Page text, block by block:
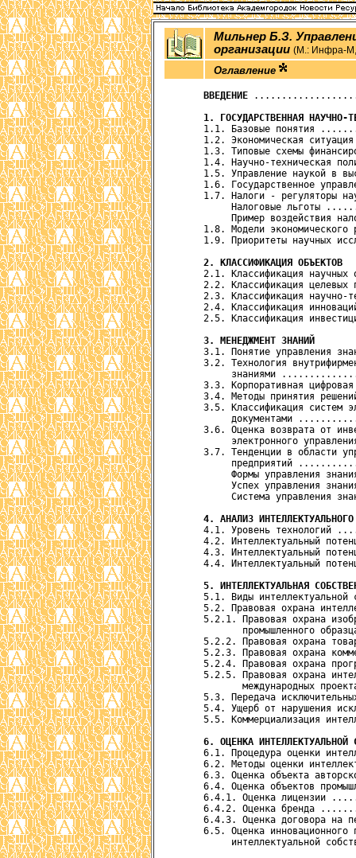
Мильнер Б.З.
организации (М.: Инфра-М,
Оглавление
ВВЕДЕНИЕ
1. ГОСУДАРСТВЕННАЯ НАУЧНО-
1.1. Базовые понятия
1.2. Экономическая
1.3. Типовые схемы
1.4. Научно-техническая
1.5. Управление наукой в
1.6. Государственное
1.7. Налоги - регуляторы
Налоговые льготы
Пример воздействия
1.8. Модели экономического
1.9. Приоритеты научных
2. КЛАССИФИКАЦИЯ ОБЪЕКТОВ
2.1. Классификация научных
2.2. Классификация целевых
2.3. Классификация научно-
2.4. Классификация
2.5. Классификация
3. МЕНЕДЖМЕНТ ЗНАНИЙ
3.1. Понятие управления
3.2. Технология
знаниями
3.3. Корпоративная
3.4. Методы принятия
3.5. Классификация систем
документами
3.6. Оценка возврата от
электронного
3.7. Тенденции в области
предприятий
Формы управления
Успех управления
Система управления
4. АНАЛИЗ
4.1. Уровень технологий
4.2. Интеллектуальный
4.3. Интеллектуальный
4.4. Интеллектуальный
5. ИНТЕЛЛЕКТУАЛЬНАЯ
5.1. Виды интеллектуальной
5.2. Правовая охрана
5.2.1. Правовая охрана
промышленного
5.2.2. Правовая охрана
5.2.3. Правовая охрана
5.2.4. Правовая охрана
5.2.5. Правовая охрана
международных
5.3. Передача
5.4. Ущерб от нарушения
5.5. Коммерциализация
6. ОЦЕНКА ИНТЕЛЛЕКТУАЛЬНОЙ
6.1. Процедура оценки
6.2. Методы оценки
6.3. Оценка объекта
6.4. Оценка объектов
6.4.1. Оценка лицензии
6.4.2. Оценка бренда
6.4.3. Оценка договора на
6.5. Оценка инновационного
интеллектуальной